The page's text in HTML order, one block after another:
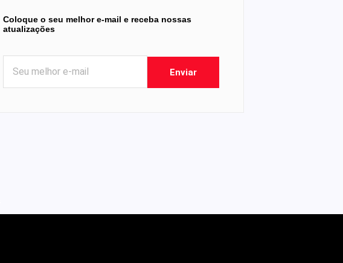
Coloque o seu melhor e-mail e receba nossas
atualizações
Enviar